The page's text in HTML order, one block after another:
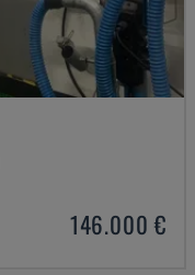
146.000 €